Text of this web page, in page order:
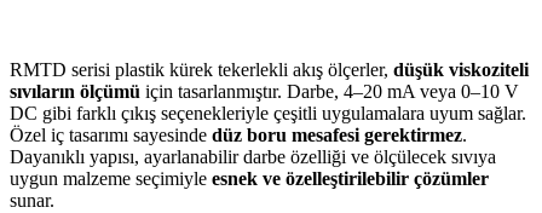
RMTD serisi plastik kürek tekerlekli akış ölçerler, düşük viskoziteli
sıvıların ölçümü için tasarlanmıştır. Darbe, 4–20 mA veya 0–10 V
DC gibi farklı çıkış seçenekleriyle çeşitli uygulamalara uyum sağlar.
Özel iç tasarımı sayesinde düz boru mesafesi gerektirmez.
Dayanıklı yapısı, ayarlanabilir darbe özelliği ve ölçülecek sıvıya
uygun malzeme seçimiyle esnek ve özelleştirilebilir çözümler
sunar.